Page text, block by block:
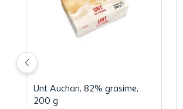
Unt Auchan, 82% grasime,
200 g